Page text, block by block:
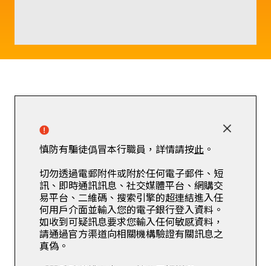
慎防有騙徒僞冒本行職員，詳情請按此 。
切勿透過電郵附件或附於任何電子郵件、短
訊、即時通訊訊息、社交媒體平台、網購交
易平台、二維碼、搜索引擎的超連結進入任
何用戶介面並輸入您的電子銀行登入資料。
如收到可疑訊息要求您輸入任何敏感資料，
請通過官方渠道向相關機構驗證有關訊息之
真偽。